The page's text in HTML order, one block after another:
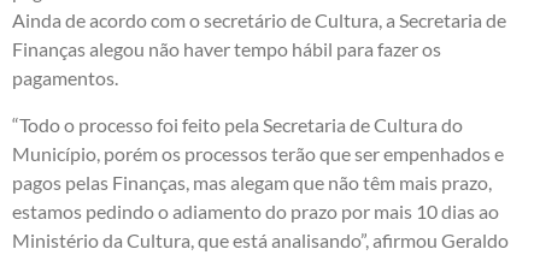
Ainda de acordo com o secretário de Cultura, a Secretaria de
Finanças alegou não haver tempo hábil para fazer os
pagamentos.
“Todo o processo foi feito pela Secretaria de Cultura do
Município, porém os processos terão que ser empenhados e
pagos pelas Finanças, mas alegam que não têm mais prazo,
estamos pedindo o adiamento do prazo por mais 10 dias ao
Ministério da Cultura, que está analisando”, afirmou Geraldo